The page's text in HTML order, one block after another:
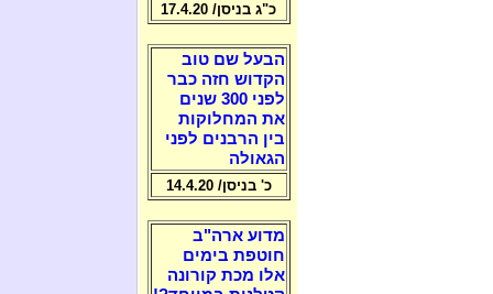
כ"ג בניסן/ 17.4.20
הבעל שם טוב
הקדוש חזה כבר
לפני 300 שנים
את המחלוקות
בין הרבנים לפני
הגאולה
כ' בניסן/ 14.4.20
מדוע ארה"ב
חוטפת בימים
אלו מכת קורונה